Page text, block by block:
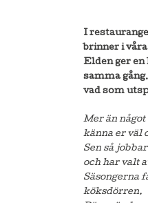
I
brinner i
Elden ger en
samma
vad som
Mer än
känna er väl
Sen så
och har valt
Säsongerna
köksdörren.